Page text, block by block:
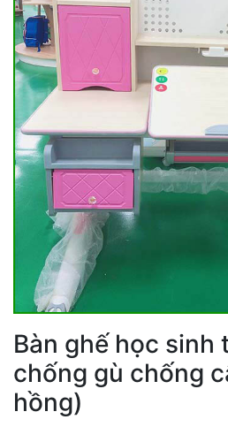
Bàn ghế học sinh
chống gù chống
hồng)